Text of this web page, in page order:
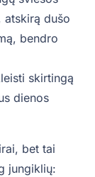
atskirą dušo
bendro
skirtingą
dienos
bet tai
jungiklių: